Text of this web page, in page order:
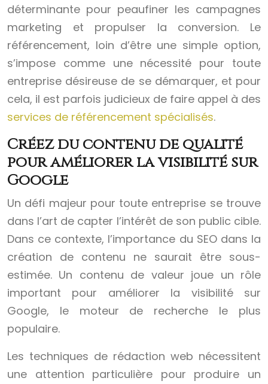
déterminante pour peaufiner les campagnes
marketing et propulser la conversion. Le
référencement, loin d’être une simple option,
s’impose comme une nécessité pour toute
entreprise désireuse de se démarquer, et pour
cela, il est parfois judicieux de faire appel à des
services de référencement spécialisés.
Créez du contenu de qualité
pour améliorer la visibilité sur
Google
Un défi majeur pour toute entreprise se trouve
dans l’art de capter l’intérêt de son public cible.
Dans ce contexte, l’importance du SEO dans la
création de contenu ne saurait être sous-
estimée. Un contenu de valeur joue un rôle
important pour améliorer la visibilité sur
Google, le moteur de recherche le plus
populaire.
Les techniques de rédaction web nécessitent
une attention particulière pour produire un